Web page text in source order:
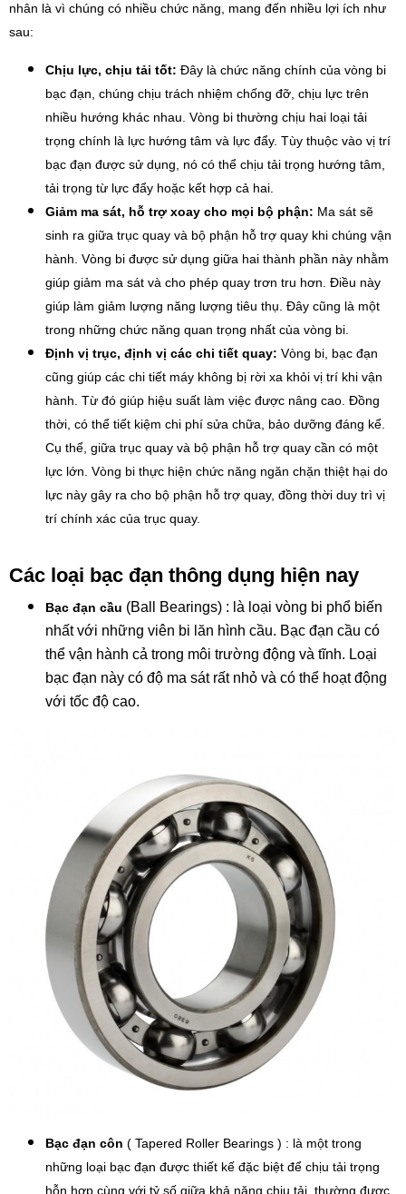
nhân là vì chúng có nhiều chức năng, mang đến nhiều lợi ích như
sau:
Chịu lực, chịu tải tốt: Đây là chức năng chính của vòng bi
bạc đạn, chúng chịu trách nhiệm chống đỡ, chịu lực trên
nhiều hướng khác nhau. Vòng bi thường chịu hai loại tải
trọng chính là lực hướng tâm và lực đẩy. Tùy thuộc vào vị trí
bạc đạn được sử dụng, nó có thể chịu tải trọng hướng tâm,
tải trọng từ lực đẩy hoặc kết hợp cả hai.
Giảm ma sát, hỗ trợ xoay cho mọi bộ phận: Ma sát sẽ
sinh ra giữa trục quay và bộ phận hỗ trợ quay khi chúng vận
hành. Vòng bi được sử dụng giữa hai thành phần này nhằm
giúp giảm ma sát và cho phép quay trơn tru hơn. Điều này
giúp làm giảm lượng năng lượng tiêu thụ. Đây cũng là một
trong những chức năng quan trọng nhất của vòng bi.
Định vị trục, định vị các chi tiết quay: Vòng bi, bạc đạn
cũng giúp các chi tiết máy không bị rời xa khỏi vị trí khi vận
hành. Từ đó giúp hiệu suất làm việc được nâng cao. Đồng
thời, có thể tiết kiệm chi phí sửa chữa, bảo dưỡng đáng kể.
Cụ thể, giữa trục quay và bộ phận hỗ trợ quay cần có một
lực lớn. Vòng bi thực hiện chức năng ngăn chặn thiệt hại do
lực này gây ra cho bộ phận hỗ trợ quay, đồng thời duy trì vị
trí chính xác của trục quay.
Các loại bạc đạn thông dụng hiện nay
Bạc đạn cầu (Ball Bearings) : là loại vòng bi phổ biến
nhất với những viên bi lăn hình cầu. Bạc đạn cầu có
thể vận hành cả trong môi trường động và tĩnh. Loại
bạc đạn này có độ ma sát rất nhỏ và có thể hoạt động
với tốc độ cao.
Bạc đạn côn ( Tapered Roller Bearings ) : là một trong
những loại bạc đạn được thiết kế đặc biệt để chịu tải trọng
hỗn hợp cùng với tỷ số giữa khả năng chịu tải, thường được